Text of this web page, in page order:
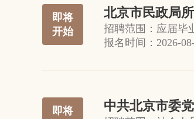
即将
开始
北京市民政局
招聘范围： 应届毕
报名时间： 2026-
即将
中共北京市委